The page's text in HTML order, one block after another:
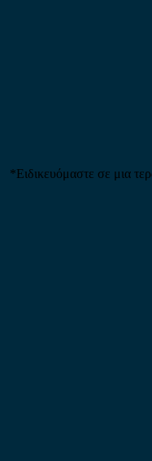
*Ειδικευόμαστε σε μια